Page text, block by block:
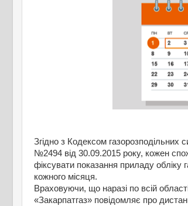
Згідно з Кодексом
№2494 від 30.09.2015 року, кожен
фіксувати показання приладу обліку
кожного місяця.
Враховуючи, що наразі по всій
«Закарпатгаз» повідомляє про